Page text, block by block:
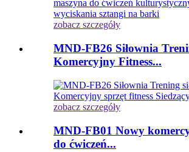
zobacz szczegóły
MND-FB26 Siłownia
Komercyjny Fitness...
zobacz szczegóły
MND-FB01 Nowy
do ćwiczeń...